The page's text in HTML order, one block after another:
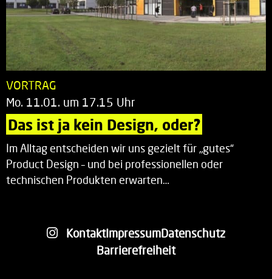
VORTRAG
Mo. 11.01. um 17.15 Uhr
Das ist ja kein Design, oder?
Im Alltag entscheiden wir uns gezielt für „gutes“
Product Design – und bei professionellen oder
technischen Produkten erwarten…
KontaktImpressumDatenschutz
Barrierefreiheit